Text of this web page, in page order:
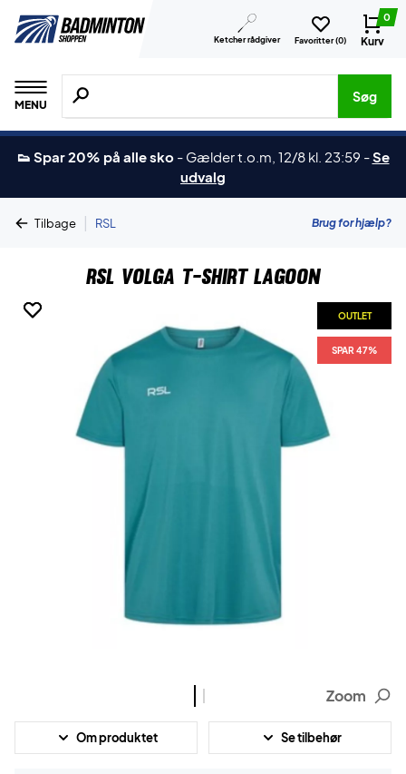
Ketcher rådgiver Favoritter (0)
0
Kurv
MENU
Søg efter produkter, mærker etc.
Søg
👟 Spar 20% på alle sko - Gælder t.o.m, 12/8 kl. 23:59 -Se
udvalg
Tilbage | RSL Brug for hjælp?
RSL Volga T-shirt Lagoon
OUTLET
SPAR 47%
OUTLET
SPAR 47%
Zoom
Om produktet Se tilbehør